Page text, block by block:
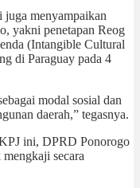
menyampaikan
yakni penetapan Reog
(Intangible Cultural
di Paraguay pada 4
modal sosial dan
daerah,” tegasnya.
ini, DPRD Ponorogo
secara